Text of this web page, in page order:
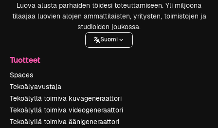
Luova alusta parhaiden töidesi toteuttamiseen. Yli miljoona
tilaajaa luovien alojen ammattilaisten, yritysten, toimistojen ja
studioiden joukossa.
Suomi
Tuotteet
Spaces
Tekoälyavustaja
Tekoälyllä toimiva kuvageneraattori
Tekoälyllä toimiva videogeneraattori
Tekoälyllä toimiva äänigeneraattori